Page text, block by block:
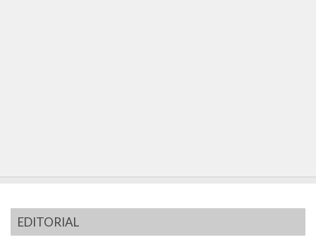
EDITORIAL